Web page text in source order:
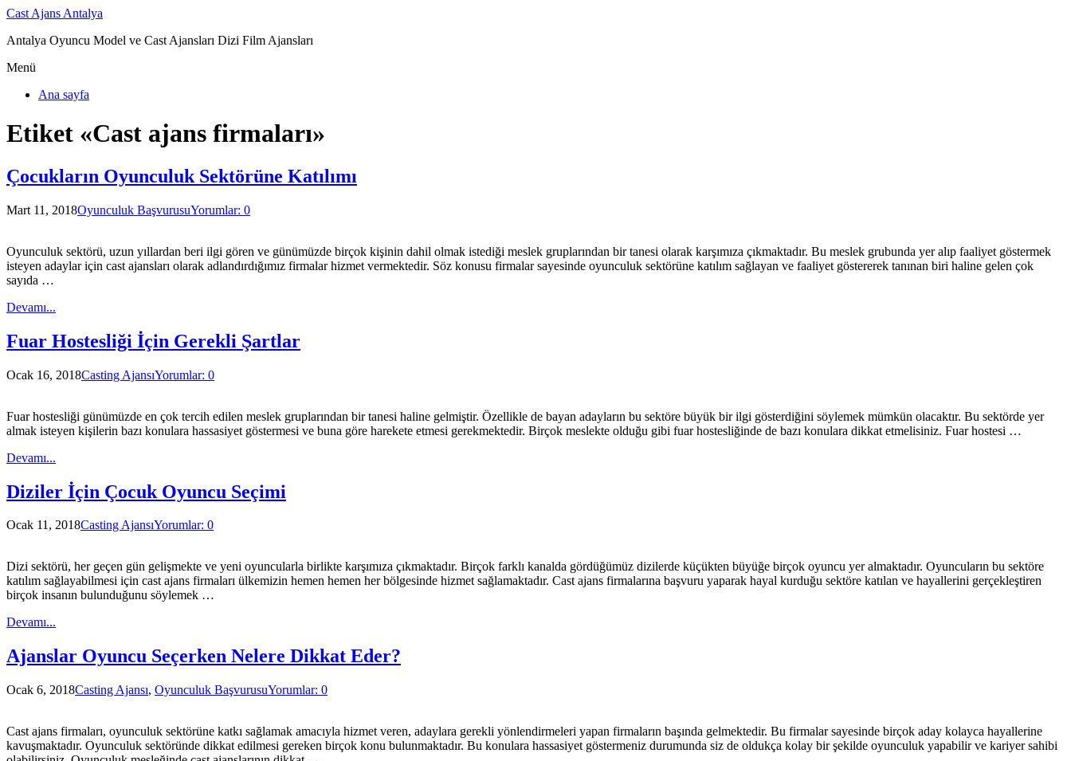
Cast Ajans Antalya
Antalya Oyuncu Model ve Cast Ajansları Dizi Film Ajansları
Menü
Ana sayfa
Etiket «Cast ajans firmaları»
Çocukların Oyunculuk Sektörüne Katılımı
Mart 11, 2018Oyunculuk BaşvurusuYorumlar: 0
Oyunculuk sektörü, uzun yıllardan beri ilgi gören ve günümüzde birçok kişinin dahil olmak istediği meslek gruplarından bir tanesi olarak karşımıza çıkmaktadır. Bu meslek grubunda yer alıp faaliyet göstermek
isteyen adaylar için cast ajansları olarak adlandırdığımız firmalar hizmet vermektedir. Söz konusu firmalar sayesinde oyunculuk sektörüne katılım sağlayan ve faaliyet göstererek tanınan biri haline gelen çok
sayıda …
Devamı...
Fuar Hostesliği İçin Gerekli Şartlar
Ocak 16, 2018Casting AjansıYorumlar: 0
Fuar hostesliği günümüzde en çok tercih edilen meslek gruplarından bir tanesi haline gelmiştir. Özellikle de bayan adayların bu sektöre büyük bir ilgi gösterdiğini söylemek mümkün olacaktır. Bu sektörde yer
almak isteyen kişilerin bazı konulara hassasiyet göstermesi ve buna göre harekete etmesi gerekmektedir. Birçok meslekte olduğu gibi fuar hostesliğinde de bazı konulara dikkat etmelisiniz. Fuar hostesi …
Devamı...
Diziler İçin Çocuk Oyuncu Seçimi
Ocak 11, 2018Casting AjansıYorumlar: 0
Dizi sektörü, her geçen gün gelişmekte ve yeni oyuncularla birlikte karşımıza çıkmaktadır. Birçok farklı kanalda gördüğümüz dizilerde küçükten büyüğe birçok oyuncu yer almaktadır. Oyuncuların bu sektöre
katılım sağlayabilmesi için cast ajans firmaları ülkemizin hemen hemen her bölgesinde hizmet sağlamaktadır. Cast ajans firmalarına başvuru yaparak hayal kurduğu sektöre katılan ve hayallerini gerçekleştiren
birçok insanın bulunduğunu söylemek …
Devamı...
Ajanslar Oyuncu Seçerken Nelere Dikkat Eder?
Ocak 6, 2018Casting Ajansı, Oyunculuk BaşvurusuYorumlar: 0
Cast ajans firmaları, oyunculuk sektörüne katkı sağlamak amacıyla hizmet veren, adaylara gerekli yönlendirmeleri yapan firmaların başında gelmektedir. Bu firmalar sayesinde birçok aday kolayca hayallerine
kavuşmaktadır. Oyunculuk sektöründe dikkat edilmesi gereken birçok konu bulunmaktadır. Bu konulara hassasiyet göstermeniz durumunda siz de oldukça kolay bir şekilde oyunculuk yapabilir ve kariyer sahibi